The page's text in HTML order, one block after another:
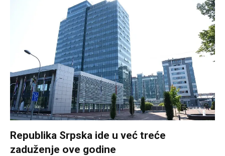
Republika Srpska ide u već treće
zaduženje ove godine